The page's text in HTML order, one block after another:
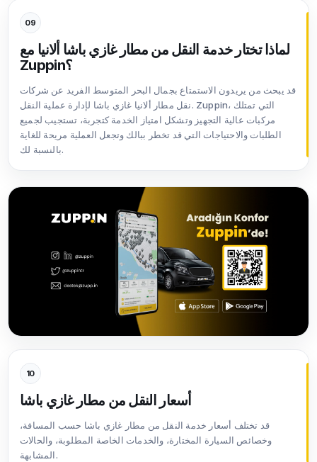
09
لماذا تختار خدمة النقل من مطار غازي باشا ألانيا مع
Zuppin؟
قد يبحث من يريدون الاستمتاع بجمال البحر المتوسط الفريد عن شركات
نقل مطار ألانيا غازي باشا لإدارة عملية النقل. Zuppin، التي تمتلك
مركبات عالية التجهيز وتشكل امتياز الخدمة كتجربة، تستجيب لجميع
الطلبات والاحتياجات التي قد تخطر ببالك وتجعل العملية مريحة للغاية
بالنسبة لك.
10
أسعار النقل من مطار غازي باشا
قد تختلف أسعار خدمة النقل من مطار غازي باشا حسب المسافة،
وخصائص السيارة المختارة، والخدمات الخاصة المطلوبة، والحالات
المشابهة.